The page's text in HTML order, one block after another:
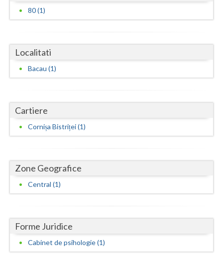
Giurgiu
Harghita
Hunedoara
Iasi
Ilfov
Mehedinti
Olt
Prahova
80 (1)
Localitati
Bacau (1)
Cartiere
Cornișa Bistriței (1)
Zone Geografice
Central (1)
Forme Juridice
Cabinet de psihologie (1)